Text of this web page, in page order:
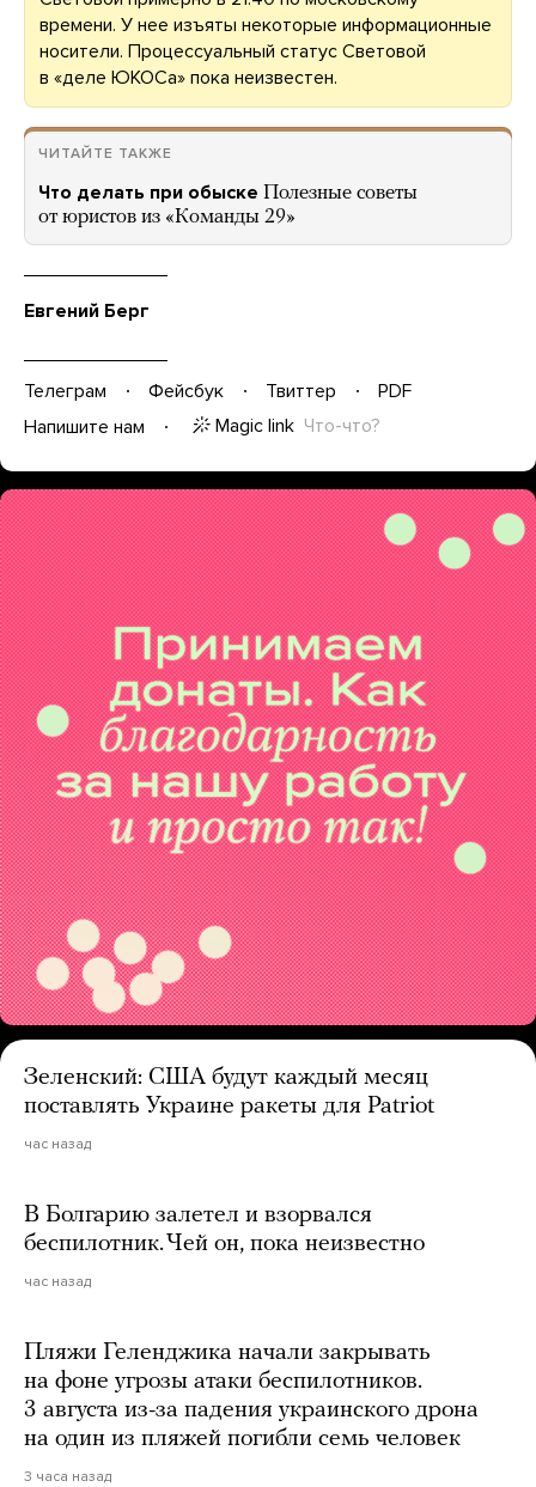
времени. У нее изъяты некоторые информационные
носители. Процессуальный статус Световой
в «деле ЮКОСа» пока неизвестен.
ЧИТАЙТЕ ТАКЖЕ
Что делать при обыске Полезные советы
от юристов из «Команды 29»
Евгений Берг
Телеграм Фейсбук Твиттер
PDF
Напишите нам
Magic link Что-что?
Зеленский: США будут каждый месяц
поставлять Украине ракеты для Patriot
час назад
В Болгарию залетел и взорвался
беспилотник. Чей он, пока неизвестно
час назад
Пляжи Геленджика начали закрывать
на фоне угрозы атаки беспилотников.
3 августа из-за падения украинского дрона
на один из пляжей погибли семь человек
3 часа назад